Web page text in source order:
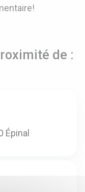
de :
Épinal